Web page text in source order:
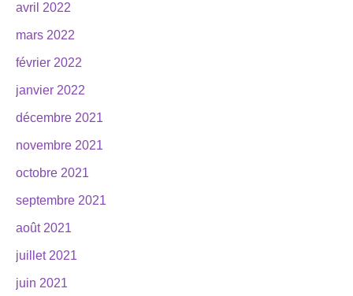
avril 2022
mars 2022
février 2022
janvier 2022
décembre 2021
novembre 2021
octobre 2021
septembre 2021
août 2021
juillet 2021
juin 2021